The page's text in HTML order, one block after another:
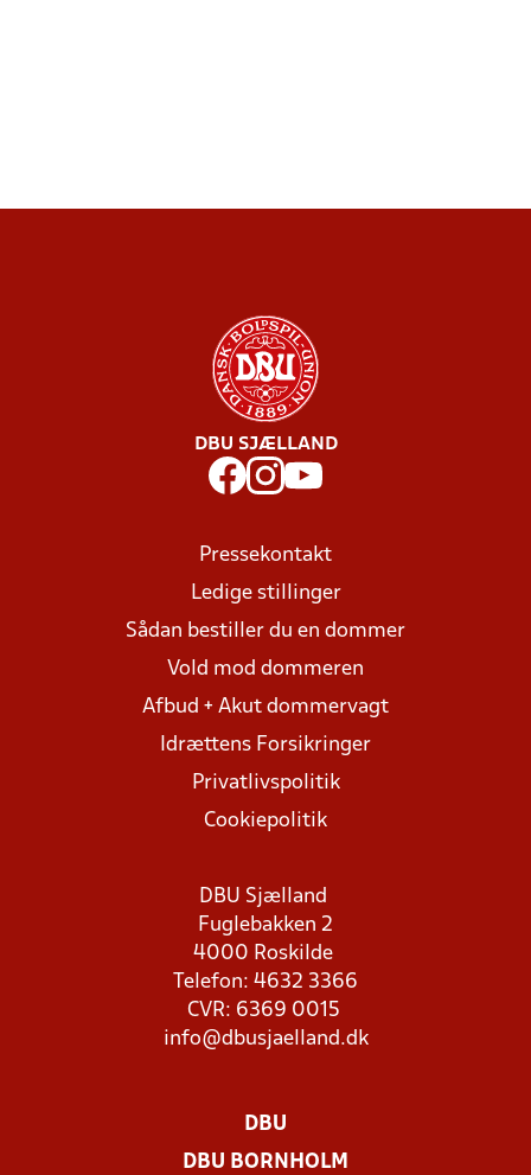
DBU SJÆLLAND
Pressekontakt
Ledige stillinger
Sådan bestiller du en dommer
Vold mod dommeren
Afbud + Akut dommervagt
Idrættens Forsikringer
Privatlivspolitik
Cookiepolitik
DBU Sjælland
Fuglebakken 2
4000 Roskilde
Telefon: 4632 3366
CVR: 6369 0015
info@dbusjaelland.dk
DBU
DBU BORNHOLM